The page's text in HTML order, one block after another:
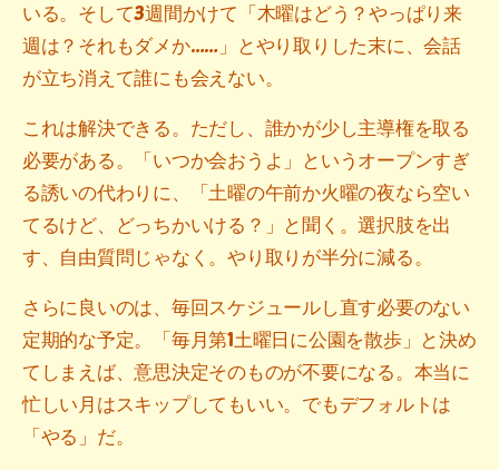
いる。そして3週間かけて「木曜はどう？やっぱり来
週は？それもダメか……」とやり取りした末に、会話
が立ち消えて誰にも会えない。
これは解決できる。ただし、誰かが少し主導権を取る
必要がある。「いつか会おうよ」というオープンすぎ
る誘いの代わりに、「土曜の午前か火曜の夜なら空い
てるけど、どっちかいける？」と聞く。選択肢を出
す、自由質問じゃなく。やり取りが半分に減る。
さらに良いのは、毎回スケジュールし直す必要のない
定期的な予定。「毎月第1土曜日に公園を散歩」と決め
てしまえば、意思決定そのものが不要になる。本当に
忙しい月はスキップしてもいい。でもデフォルトは
「やる」だ。